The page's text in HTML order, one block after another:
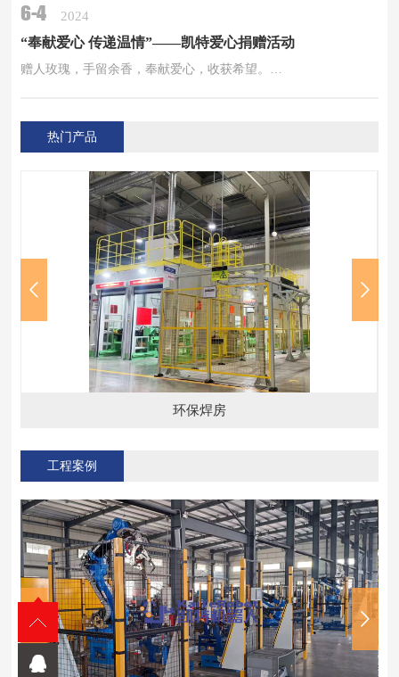
6-4 2024
“奉献爱心 传递温情”——凯特爱心捐赠活动
赠人玫瑰，手留余香，奉献爱心，收获希望。…
热门产品
环保焊房
工程案例